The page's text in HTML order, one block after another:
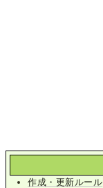
作成・更新ルール